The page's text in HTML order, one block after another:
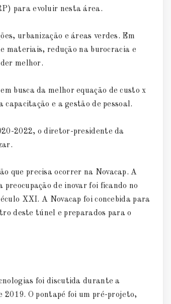
para evoluir nesta área.
urbanização e áreas verdes. Em
materiais, redução na burocracia e
melhor.
busca da melhor equação de custo x
e a gestão de pessoal.
2022, o diretor-presidente da
que precisa ocorrer na Novacap. A
de inovar foi ficando no
XXI. A Novacap foi concebida para
deste túnel e preparados para o
foi discutida durante a
2019. O pontapé foi um pré-projeto,